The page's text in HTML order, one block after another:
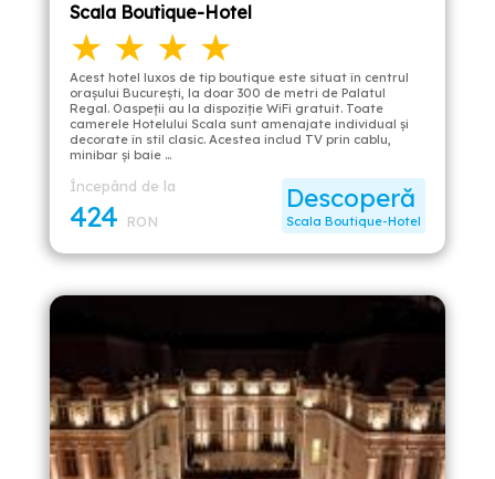
Scala Boutique-Hotel
★ ★ ★ ★
Acest hotel luxos de tip boutique este situat în centrul
orașului București, la doar 300 de metri de Palatul
Regal. Oaspeții au la dispoziție WiFi gratuit. Toate
camerele Hotelului Scala sunt amenajate individual şi
decorate în stil clasic. Acestea includ TV prin cablu,
minibar şi baie …
Descoperă
Scala Boutique-Hotel
Începând de la
424 RON